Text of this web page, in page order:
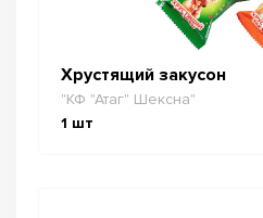
Хрустящий закусон
"КФ "Атаг" Шексна"
1 шт